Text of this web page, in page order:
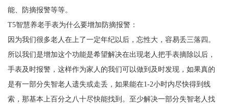
能、防摘报警等等。
T5智慧养老手表为什么要增加防摘报警：
因为我们很多老人在上了一定年纪以后，忘性大，容易丢三落四。
所以我们是增加这个功能是希望解决在出现老人把手表摘除以后，
手表及时报警，这样作为家人的我们可以做到及时发现，如果真的
是有一部分失智老人遗失或走丢，如果能在1-2小时内尽快得到线
索，那基本上百分之八十尽快能找到。至少解决一部分失智老人找